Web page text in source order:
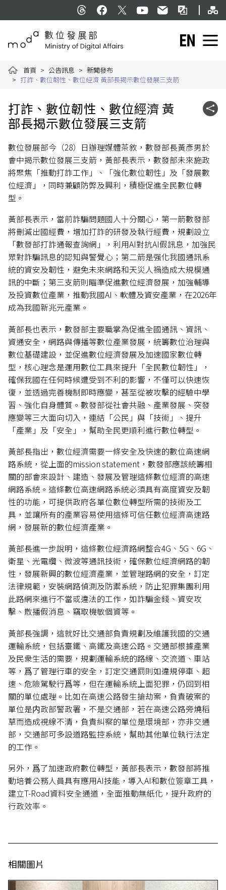
English
首頁 公告訊息
新聞發布
打詐、數位韌性、數位經濟 黃部長揭示數位發展三支箭
打詐、數位韌性、數位經濟 黃
部長揭示數位發展三支箭
社群
數位發展部今（28）日辦理媒體茶敘，數發部長黃彥男於
會中揭示數位發展三支箭，黃部長表示，數發部未來施政
將聚焦「推動打詐工作」、「強化數位韌性」及「發展數
位經濟」，同時兼顧防弊及興利，積極促進全民數位轉
型。
黃部長表示，當前詐騙問題國人十分關心，第一箭數發部
將刪減出國經費，增加打詐的研發及執行經費，規劃設立
「數發部打詐通報查詢網」，利用AI對抗AI假訊息，加強民
眾對詐騙訊息的認知與警覺心；第二箭是强化我國通訊系
統的資安及韌性，避免未來網路和天災人禍造成大規模通
訊的中斷；第三支箭則瞄準促進數位經濟發展，加強輔導
及投資數位產業，推動我國AI、軟體及資安產業，在2026年
成為我國新兆元產業。
黃部長也表示，數發部主要職掌為促進全國通訊、資訊、
資通安全，網路與傳播等數位產業發展，統籌數位治理與
數位基礎建設，並促進數位經濟發展及加速國家數位轉
型，核心理念是運用數位工具來提升「全民數位韌性」，
確保我國在任何時候遭受到不利的影響，不僅可以快速恢
復，並透過完善機制即時應變，甚至從被攻擊的經驗中學
習、強化自身體質。數發部從社會共融、產業發展、突發
應變等三大面向切入，連結「公民」與「技術」、提升
「產業」及「安全」，幫助全民更順利進行數位轉型。
黃部長指出，數位經濟需要一條安全及快速的數位高速網
路系統，從上面的mission statement，數發部應該統籌相
關的部會來設計、建造、發展及管理這條數位經濟的高速
網路系統。這條數位高速網路系統必須具有高度資安及韌
性的功能，可提供政府各單位數位轉型所需的技術及工
具，並讓所有的產業容易使用這條可信任數位經濟高速路
網，發展新的數位經濟產業。
黃部長進一步說明，這條數位經濟路網整合4G、5G、6G、
衛星、光電纜、微波等通訊技術，確保數位經濟網路的韌
性，發展新興的數位經濟產業，並管理路網的安全，訂定
法律規範，安裝網路偵測及防禦系統，防止犯罪集團利用
此路網來進行不當或違法的工作，如詐騙金錢、資安攻
擊、散播假消息、竊取機敏個資等。
黃部長強調，這就好比交通部負責規劃及維護我國的交通
運輸系統，包括臺鐵、高鐵及高速公路。交通部根據產業
及民衆生活的需要，規劃運輸系統的路線、交流道、車站
等，爲了管理行車的安全，訂定交通罰則如違規停車、超
速、危險駕駛行爲等，但在運輸系統上面犯罪，仍回到相
關的單位處理。比如在高速公路發生搶劫案，負責破案的
單位是内政部警政署，不是交通部，若在高速公路旁燒稻
草而造成視線不清，負責糾察的單位是環境部，亦非交通
部，交通部可多設道路監控系統，幫助其他單位執行法定
的工作。
另外，爲了加速政府數位轉型，黃部長表示，數發部將推
動培養公務人員具有應用AI技能，導入AI和數位簽章工具，
建立T-Road資料安全通道，全面推動無紙化，提升政府的
行政效率。
相關圖片